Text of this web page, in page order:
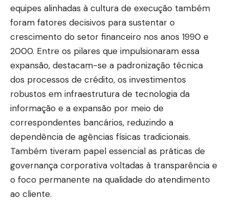
equipes alinhadas à cultura de execução também
foram fatores decisivos para sustentar o
crescimento do setor financeiro nos anos 1990 e
2000. Entre os pilares que impulsionaram essa
expansão, destacam-se a padronização técnica
dos processos de crédito, os investimentos
robustos em infraestrutura de tecnologia da
informação e a expansão por meio de
correspondentes bancários, reduzindo a
dependência de agências físicas tradicionais.
Também tiveram papel essencial as práticas de
governança corporativa voltadas à transparência e
o foco permanente na qualidade do atendimento
ao cliente.